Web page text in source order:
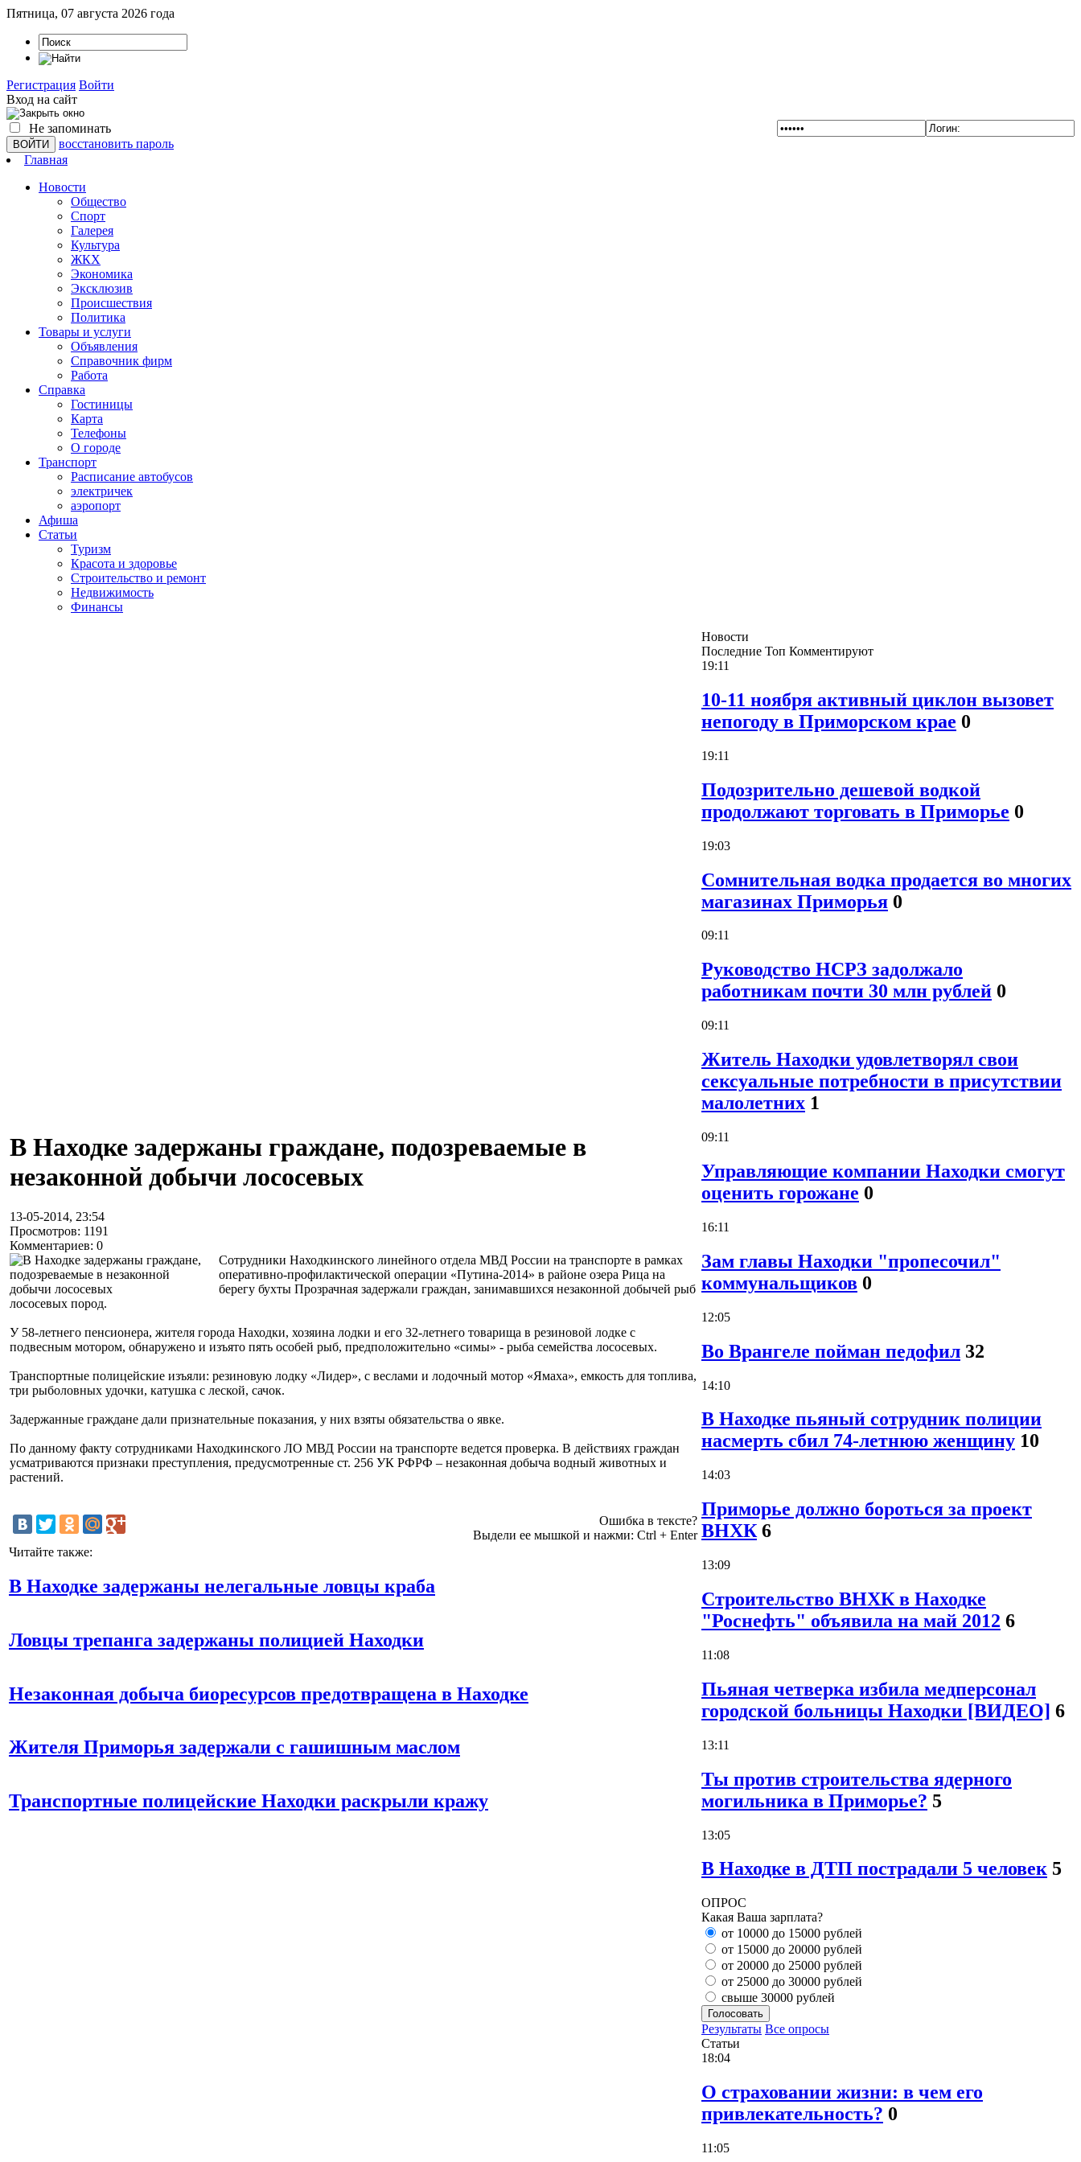
Пятница, 07 августа 2026 года
Регистрация Войти
Вход на сайт
Не запоминать
восстановить пароль
Главная
Новости
Общество
Спорт
Галерея
Культура
ЖКХ
Экономика
Эксклюзив
Проиcшествия
Политика
Товары и услуги
Объявления
Справочник фирм
Работа
Справка
Гостиницы
Карта
Телефоны
О городе
Транспорт
Расписание автобусов
электричек
аэропорт
Афиша
Статьи
Туризм
Красота и здоровье
Строительство и ремонт
Недвижимость
Финансы
В Находке задержаны граждане, подозреваемые в
незаконной добычи лососевых
13-05-2014, 23:54
Просмотров: 1191
Комментариев: 0
Сотрудники Находкинского линейного отдела МВД России на транспорте в рамках
оперативно-профилактической операции «Путина-2014» в районе озера Рица на
берегу бухты Прозрачная задержали граждан, занимавшихся незаконной добычей рыб
лососевых пород.
У 58-летнего пенсионера, жителя города Находки, хозяина лодки и его 32-летнего товарища в резиновой лодке с
подвесным мотором, обнаружено и изъято пять особей рыб, предположительно «симы» - рыба семейства лососевых.
Транспортные полицейские изъяли: резиновую лодку «Лидер», с веслами и лодочный мотор «Ямаха», емкость для топлива,
три рыболовных удочки, катушка с леской, сачок.
Задержанные граждане дали признательные показания, у них взяты обязательства о явке.
По данному факту сотрудниками Находкинского ЛО МВД России на транспорте ведется проверка. В действиях граждан
усматриваются признаки преступления, предусмотренные ст. 256 УК РФРФ – незаконная добыча водный животных и
растений.
Ошибка в тексте?
Выдели ее мышкой и нажми: Ctrl + Enter
Читайте также:
В Находке задержаны нелегальные ловцы краба
Ловцы трепанга задержаны полицией Находки
Незаконная добыча биоресурсов предотвращена в Находке
Жителя Приморья задержали с гашишным маслом
Транспортные полицейские Находки раскрыли кражу
Новости
Последние Топ Комментируют
19:11
10-11 ноября активный циклон вызовет
непогоду в Приморском крае 0
19:11
Подозрительно дешевой водкой
продолжают торговать в Приморье 0
19:03
Сомнительная водка продается во многих
магазинах Приморья 0
09:11
Руководство НСРЗ задолжало
работникам почти 30 млн рублей 0
09:11
Житель Находки удовлетворял свои
сексуальные потребности в присутствии
малолетних 1
09:11
Управляющие компании Находки смогут
оценить горожане 0
16:11
Зам главы Находки "пропесочил"
коммунальщиков 0
12:05
Во Врангеле пойман педофил 32
14:10
В Находке пьяный сотрудник полиции
насмерть сбил 74-летнюю женщину 10
14:03
Приморье должно бороться за проект
ВНХК 6
13:09
Строительство ВНХК в Находке
"Роснефть" объявила на май 2012 6
11:08
Пьяная четверка избила медперсонал
городской больницы Находки [ВИДЕО] 6
13:11
Ты против строительства ядерного
могильника в Приморье? 5
13:05
В Находке в ДТП пострадали 5 человек 5
ОПРОС
Какая Ваша зарплата?
от 10000 до 15000 рублей
от 15000 до 20000 рублей
от 20000 до 25000 рублей
от 25000 до 30000 рублей
свыше 30000 рублей
Голосовать
Результаты Все опросы
Статьи
18:04
О страховании жизни: в чем его
привлекательность? 0
11:05